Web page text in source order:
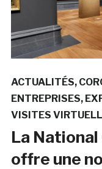
ACTUALITÉS
ENTREPRISES
VISITES
La
offre une